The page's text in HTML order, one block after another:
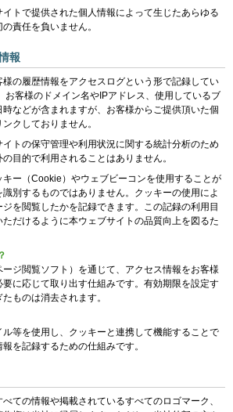
トで提供された個人情報によって生じたあらゆる
責任を負いません。
報
の履歴情報をアクセスログという形で記録してい
お客様のドメイン名やIPアドレス、使用しているブ
などが含まれますが、お客様からご提供頂いた個
クしておりません。
トの保守管理や利用状況に関する統計分析のため
目的で利用されることはありません。
ー（Cookie）やウェブビーコンを使用することが
別するものではありません。クッキーの使用によ
を閲覧したかを記録できます。この記録の利用目
だけるように本ウェブサイトの品質向上を図るた
ジ閲覧ソフト）を通じて、アクセス情報をお客様
に応じて取り出す仕組みです。有効期限を設定す
ものは消去されます。
等を使用し、クッキーと連携して機能することで
を記録するための仕組みです。
ての情報や掲載されているすべてのロゴマーク、